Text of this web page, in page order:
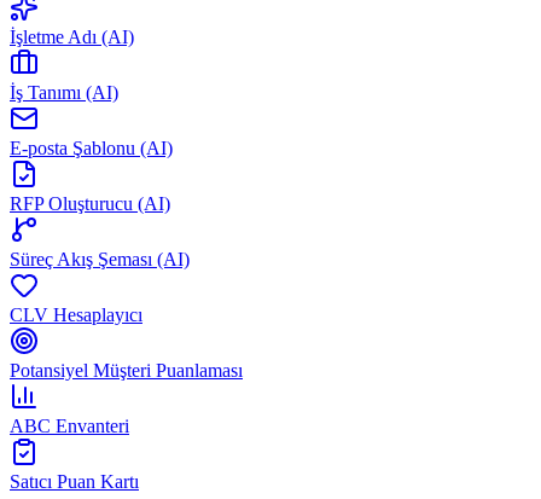
İşletme Adı (AI)
İş Tanımı (AI)
E-posta Şablonu (AI)
RFP Oluşturucu (AI)
Süreç Akış Şeması (AI)
CLV Hesaplayıcı
Potansiyel Müşteri Puanlaması
ABC Envanteri
Satıcı Puan Kartı